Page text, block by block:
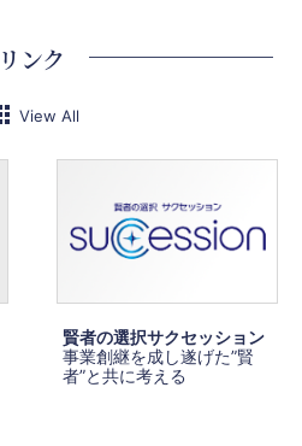
リンク
View All
賢者の選択サクセッション
事業創継を成し遂げた”賢
者”と共に考える